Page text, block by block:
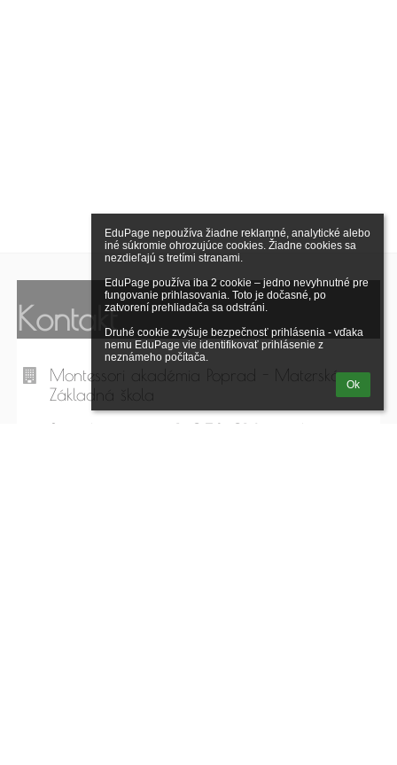
EduPage nepoužíva žiadne reklamné, analytické alebo
iné súkromie ohrozujúce cookies. Žiadne cookies sa
nezdieľajú s tretími stranami.
EduPage používa iba 2 cookie – jedno nevyhnutné pre
fungovanie prihlasovania. Toto je dočasné, po
zatvorení prehliadača sa odstráni.
Druhé cookie zvyšuje bezpečnosť prihlásenia - vďaka
nemu EduPage vie identifikovať prihlásenie z
neznámeho počítača.
Ok
Kontakt
Montessori akadémia Poprad - Materská a
Základná škola
Strážske námestie 1, 058 01 Poprad